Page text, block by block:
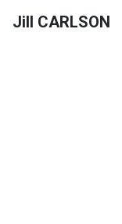
Jill CARLSON